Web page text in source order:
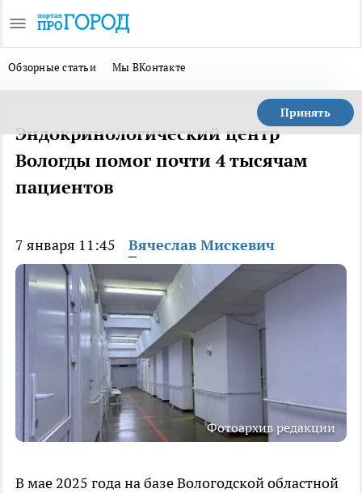
Обзорные статьи Мы ВКонтакте
Принять
Эндокринологический центр
Вологды помог почти 4 тысячам
пациентов
7 января 11:45 Вячеслав Мискевич
Фотоархив редакции
В мае 2025 года на базе Вологодской областной